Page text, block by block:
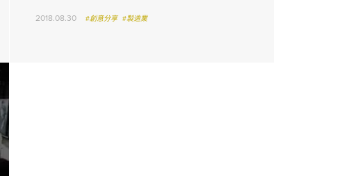
2018.08.30 #創意分享 #製造業